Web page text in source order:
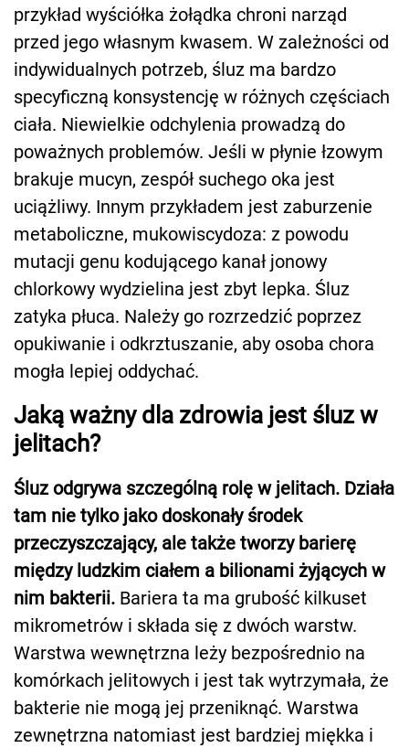
przykład wyściółka żołądka chroni narząd
przed jego własnym kwasem. W zależności od
indywidualnych potrzeb, śluz ma bardzo
specyficzną konsystencję w różnych częściach
ciała. Niewielkie odchylenia prowadzą do
poważnych problemów. Jeśli w płynie łzowym
brakuje mucyn, zespół suchego oka jest
uciążliwy. Innym przykładem jest zaburzenie
metaboliczne, mukowiscydoza: z powodu
mutacji genu kodującego kanał jonowy
chlorkowy wydzielina jest zbyt lepka. Śluz
zatyka płuca. Należy go rozrzedzić poprzez
opukiwanie i odkrztuszanie, aby osoba chora
mogła lepiej oddychać.
Jaką ważny dla zdrowia jest śluz w
jelitach?
Śluz odgrywa szczególną rolę w jelitach. Działa
tam nie tylko jako doskonały środek
przeczyszczający, ale także tworzy barierę
między ludzkim ciałem a bilionami żyjących w
nim bakterii. Bariera ta ma grubość kilkuset
mikrometrów i składa się z dwóch warstw.
Warstwa wewnętrzna leży bezpośrednio na
komórkach jelitowych i jest tak wytrzymała, że
bakterie nie mogą jej przeniknąć. Warstwa
zewnętrzna natomiast jest bardziej miękka i